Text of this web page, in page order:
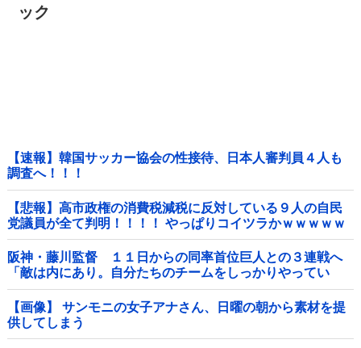
ック
【速報】韓国サッカー協会の性接待、日本人審判員４人も
調査へ！！！
【悲報】高市政権の消費税減税に反対している９人の自民
党議員が全て判明！！！！ やっぱりコイツラかｗｗｗｗｗ
阪神・藤川監督 １１日からの同率首位巨人との３連戦へ
「敵は内にあり。自分たちのチームをしっかりやってい
く」他
【画像】 サンモニの女子アナさん、日曜の朝から素材を提
供してしまう